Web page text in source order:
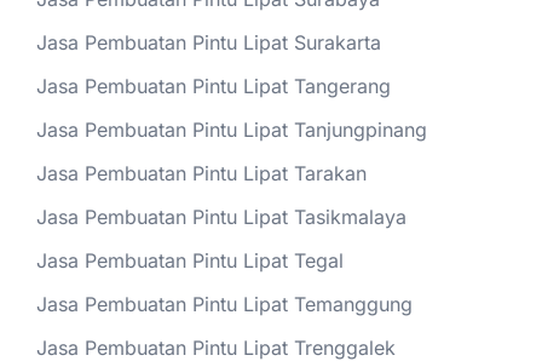
Jasa Pembuatan Pintu Lipat Surakarta
Jasa Pembuatan Pintu Lipat Tangerang
Jasa Pembuatan Pintu Lipat Tanjungpinang
Jasa Pembuatan Pintu Lipat Tarakan
Jasa Pembuatan Pintu Lipat Tasikmalaya
Jasa Pembuatan Pintu Lipat Tegal
Jasa Pembuatan Pintu Lipat Temanggung
Jasa Pembuatan Pintu Lipat Trenggalek